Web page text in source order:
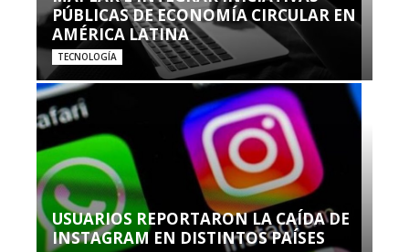
PÚBLICAS DE ECONOMÍA CIRCULAR EN
AMÉRICA LATINA
TECNOLOGÍA
USUARIOS REPORTARON LA CAÍDA DE
INSTAGRAM EN DISTINTOS PAÍSES